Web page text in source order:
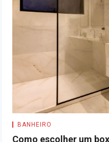
BANHEIRO
Como escolher um